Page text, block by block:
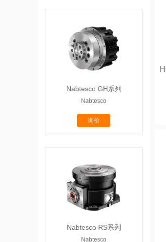
Nabtesco GH系列
Nabtesco
询价
Nabtesco RS系列
Nabtesco